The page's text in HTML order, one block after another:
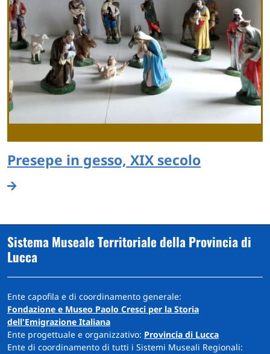
Presepe in gesso, XIX secolo
Sistema Museale Territoriale della Provincia di
Lucca
Ente capofila e di coordinamento generale:
Fondazione e Museo Paolo Cresci per la Storia
dell'Emigrazione Italiana
Ente progettuale e organizzativo: Provincia di Lucca
Ente di coordinamento di tutti i Sistemi Museali Regionali: